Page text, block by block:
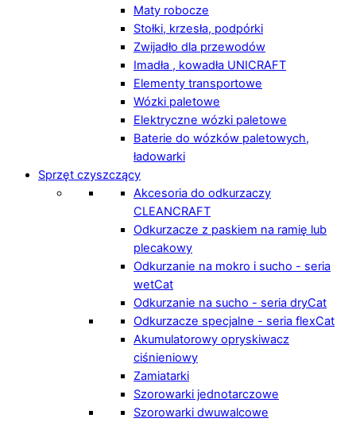
Maty robocze
Stołki, krzesła, podpórki
Zwijadło dla przewodów
Imadła , kowadła UNICRAFT
Elementy transportowe
Wózki paletowe
Elektryczne wózki paletowe
Baterie do wózków paletowych,
ładowarki
Sprzęt czyszczący
Akcesoria do odkurzaczy
CLEANCRAFT
Odkurzacze z paskiem na ramię lub
plecakowy
Odkurzanie na mokro i sucho - seria
wetCat
Odkurzanie na sucho - seria dryCat
Odkurzacze specjalne - seria flexCat
Akumulatorowy opryskiwacz
ciśnieniowy
Zamiatarki
Szorowarki jednotarczowe
Szorowarki dwuwalcowe